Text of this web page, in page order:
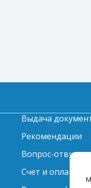
Выдача
Рекомендации
Вопрос-ответ
Счет и оплата